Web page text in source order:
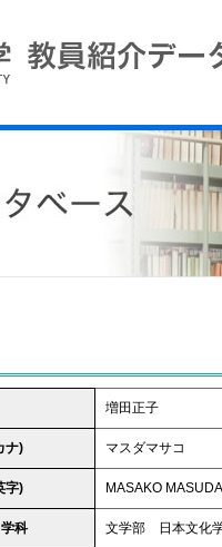
増田正子
ナ) マスダマサコ
字) MASAKO MASUDA
科 文学部 日本文化